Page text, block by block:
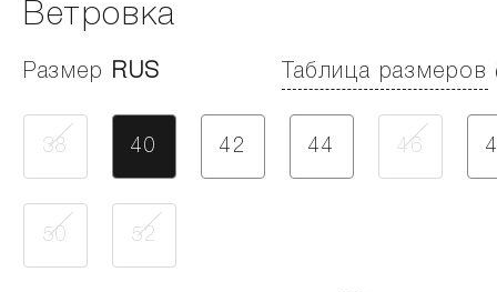
Ветровка
Размер RUS Таблица размеров
38 40 42 44 46
50 52